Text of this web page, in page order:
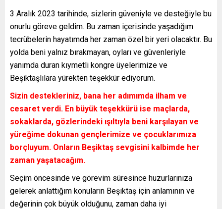
3 Aralık 2023 tarihinde, sizlerin güveniyle ve desteğiyle bu
onurlu göreve geldim. Bu zaman içerisinde yaşadığım
tecrübelerin hayatımda her zaman özel bir yeri olacaktır. Bu
yolda beni yalnız bırakmayan, oyları ve güvenleriyle
yanımda duran kıymetli kongre üyelerimize ve
Beşiktaşlılara yürekten teşekkür ediyorum.
Sizin destekleriniz, bana her adımımda ilham ve
cesaret verdi. En büyük teşekkürü ise maçlarda,
sokaklarda, gözlerindeki ışıltıyla beni karşılayan ve
yüreğime dokunan gençlerimize ve çocuklarımıza
borçluyum. Onların Beşiktaş sevgisini kalbimde her
zaman yaşatacağım.
Seçim öncesinde ve görevim süresince huzurlarınıza
gelerek anlattığım konuların Beşiktaş için anlamının ve
değerinin çok büyük olduğunu, zaman daha iyi